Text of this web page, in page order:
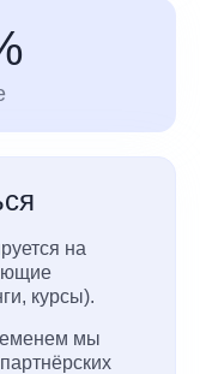
на
курсы).
мы